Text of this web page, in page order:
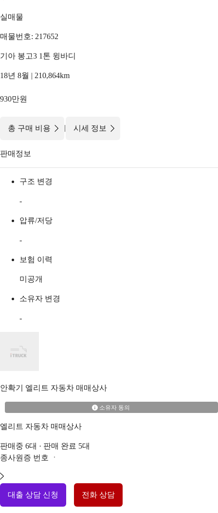
실매물
매물번호: 217652
기아 봉고3 1톤 윙바디
18년 8월 | 210,864km
930만원
총 구매 비용 | 시세 정보
판매정보
구조 변경
-
압류/저당
-
보험 이력
미공개
소유자 변경
-
안확기 엘리트 자동차 매매상사
소유자 동의
엘리트 자동차 매매상사
판매중 6대 · 판매 완료 5대
종사원증 번호
ㆍ
대출 상담 신청 전화 상담